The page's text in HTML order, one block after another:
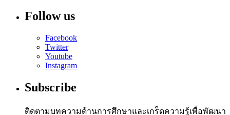
Follow us
Facebook
Twitter
Youtube
Instagram
Subscribe
ติดตามบทความด้านการศึกษาและเกร็ดความรู้เพื่อพัฒนา